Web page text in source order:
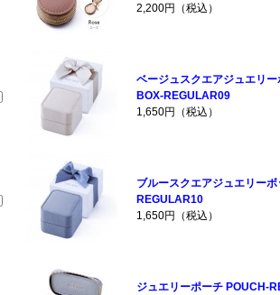
2,200円（税込）
ベージュスクエアジュエリー
BOX-REGULAR09
1,650円（税込）
ブルースクエアジュエリー
REGULAR10
1,650円（税込）
ジュエリーポーチ POUCH-